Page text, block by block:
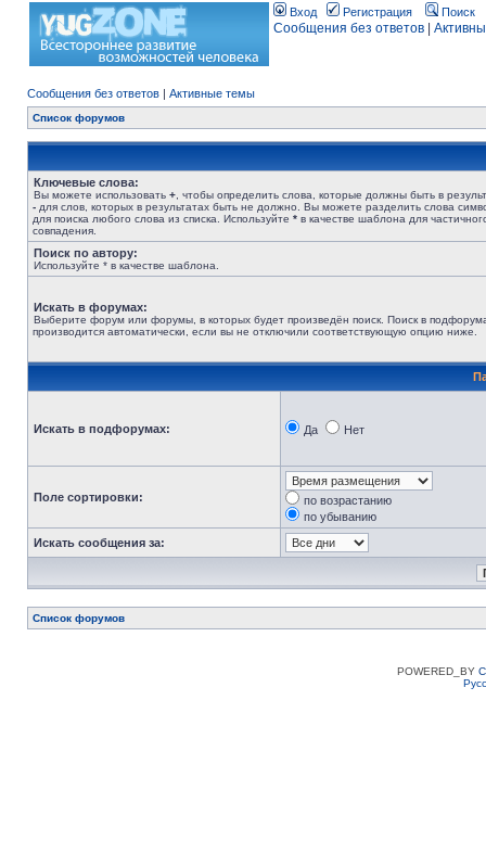
Вход Регистрация Поиск
Сообщения без ответов
Сообщения без ответов | Активные темы
Список форумов
Ключевые слова:
Вы можете использовать + , чтобы определить слова, которые должны быть в
- для слов, которых в результатах быть не должно. Вы можете разделить слова
для поиска любого слова из списка. Используйте * в качестве шаблона для
совпадения.
Поиск по автору:
Используйте * в качестве шаблона.
Искать в форумах:
Выберите форум или форумы, в которых будет произведён поиск. Поиск в
производится автоматически, если вы не отключили соответствующую опцию ниже.
Искать в подфорумах: Да Нет
Поле сортировки:
по возрастанию
по убыванию
Искать сообщения за:
Список форумов
POWERED_BY